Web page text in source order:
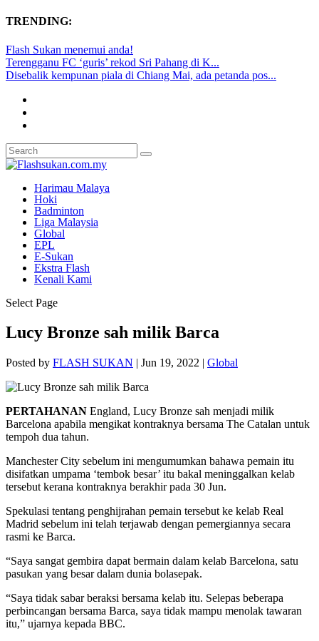
TRENDING:
Flash Sukan menemui anda!
Terengganu FC ‘guris’ rekod Sri Pahang di K...
Disebalik kempunan piala di Chiang Mai, ada petanda pos...
Harimau Malaya
Hoki
Badminton
Liga Malaysia
Global
EPL
E-Sukan
Ekstra Flash
Kenali Kami
Select Page
Lucy Bronze sah milik Barca
Posted by FLASH SUKAN | Jun 19, 2022 | Global
PERTAHANAN England, Lucy Bronze sah menjadi milik
Barcelona apabila mengikat kontraknya bersama The Catalan untuk
tempoh dua tahun.
Manchester City sebelum ini mengumumkan bahawa pemain itu
disifatkan umpama ‘tembok besar’ itu bakal meninggalkan kelab
tersebut kerana kontraknya berakhir pada 30 Jun.
Spekulasi tentang penghijrahan pemain tersebut ke kelab Real
Madrid sebelum ini telah terjawab dengan pemergiannya secara
rasmi ke Barca.
“Saya sangat gembira dapat bermain dalam kelab Barcelona, satu
pasukan yang besar dalam dunia bolasepak.
“Saya tidak sabar beraksi bersama kelab itu. Selepas beberapa
perbincangan bersama Barca, saya tidak mampu menolak tawaran
itu,” ujarnya kepada BBC.